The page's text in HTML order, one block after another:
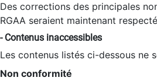
Des corrections des principales
RGAA seraient maintenant
- Contenus inaccessibles
Les contenus listés ci-dessous ne
Non conformité